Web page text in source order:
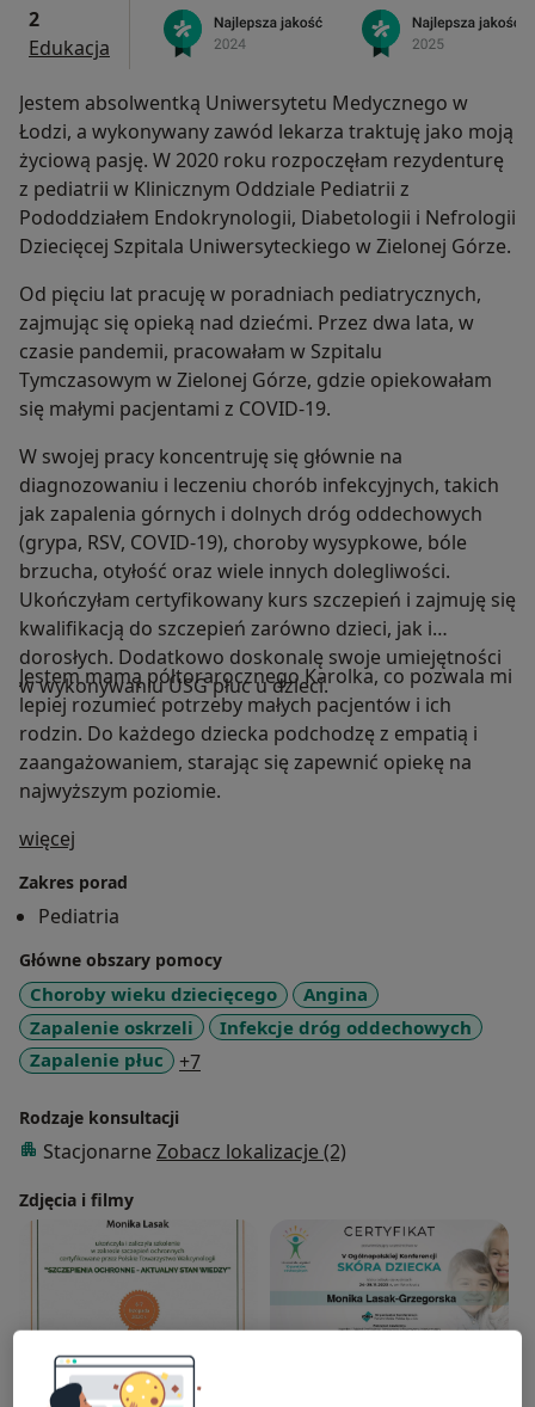
2
Edukacja
Jestem absolwentką Uniwersytetu Medycznego w
Łodzi, a wykonywany zawód lekarza traktuję jako moją
życiową pasję. W 2020 roku rozpoczęłam rezydenturę
z pediatrii w Klinicznym Oddziale Pediatrii z
Pododdziałem Endokrynologii, Diabetologii i Nefrologii
Dziecięcej Szpitala Uniwersyteckiego w Zielonej Górze.
Od pięciu lat pracuję w poradniach pediatrycznych,
zajmując się opieką nad dziećmi. Przez dwa lata, w
czasie pandemii, pracowałam w Szpitalu
Tymczasowym w Zielonej Górze, gdzie opiekowałam
się małymi pacjentami z COVID-19.
W swojej pracy koncentruję się głównie na
diagnozowaniu i leczeniu chorób infekcyjnych, takich
jak zapalenia górnych i dolnych dróg oddechowych
(grypa, RSV, COVID-19), choroby wysypkowe, bóle
brzucha, otyłość oraz wiele innych dolegliwości.
Ukończyłam certyfikowany kurs szczepień i zajmuję się
kwalifikacją do szczepień zarówno dzieci, jak i
dorosłych. Dodatkowo doskonalę swoje umiejętności
w wykonywaniu USG płuc u dzieci.
Jestem mamą półtorarocznego Karolka, co pozwala mi
lepiej rozumieć potrzeby małych pacjentów i ich
rodzin. Do każdego dziecka podchodzę z empatią i
zaangażowaniem, starając się zapewnić opiekę na
najwyższym poziomie.
więcej
Zakres porad
Pediatria
Główne obszary pomocy
Choroby wieku dziecięcego
Angina
Zapalenie oskrzeli
Infekcje dróg oddechowych
Zapalenie płuc
+7a11y_sr_more_diseases
Rodzaje konsultacji
Stacjonarne Zobacz lokalizacje (2)
Zdjęcia i filmy